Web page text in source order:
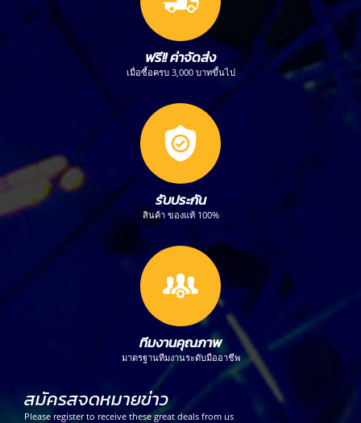
ฟรี!! ค่าจัดส่ง
เมื่อซื้อครบ 3,000 บาทขึ้นไป
รับประกัน
สินค้า ของแท้ 100%
ทีมงานคุณภาพ
มาตรฐานทีมงานระดับมืออาชีพ
สมัครสจดหมายข่าว
Please register to receive these great deals from us